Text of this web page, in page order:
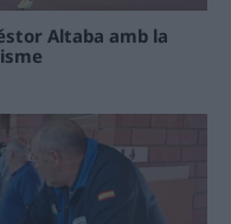
Altaba amb la